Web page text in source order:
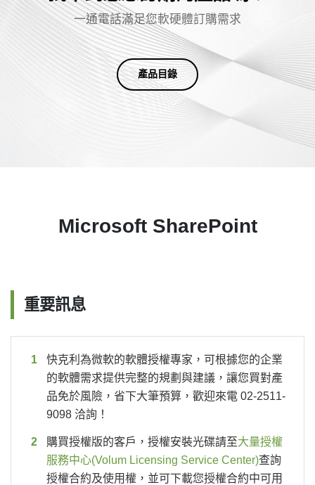
一通電話滿足您軟硬體訂購需求
產品目錄
Microsoft SharePoint
重要訊息
快克利為微軟的軟體授權專家，可根據您的企業
的軟體需求提供完整的規劃與建議，讓您買對產
品免於風險，省下大筆預算，歡迎來電 02-2511-
9098 洽詢！
購買授權版的客戶，授權安裝光碟請至大量授權
服務中心(Volum Licensing Service Center)查詢
授權合約及使用權，並可下載您授權合約中可用